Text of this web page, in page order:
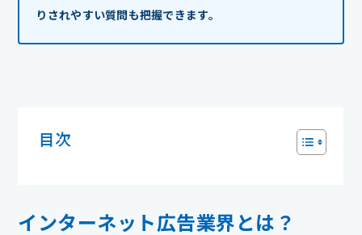
りされやすい質問も把握できます。
目次
インターネット広告業界とは？